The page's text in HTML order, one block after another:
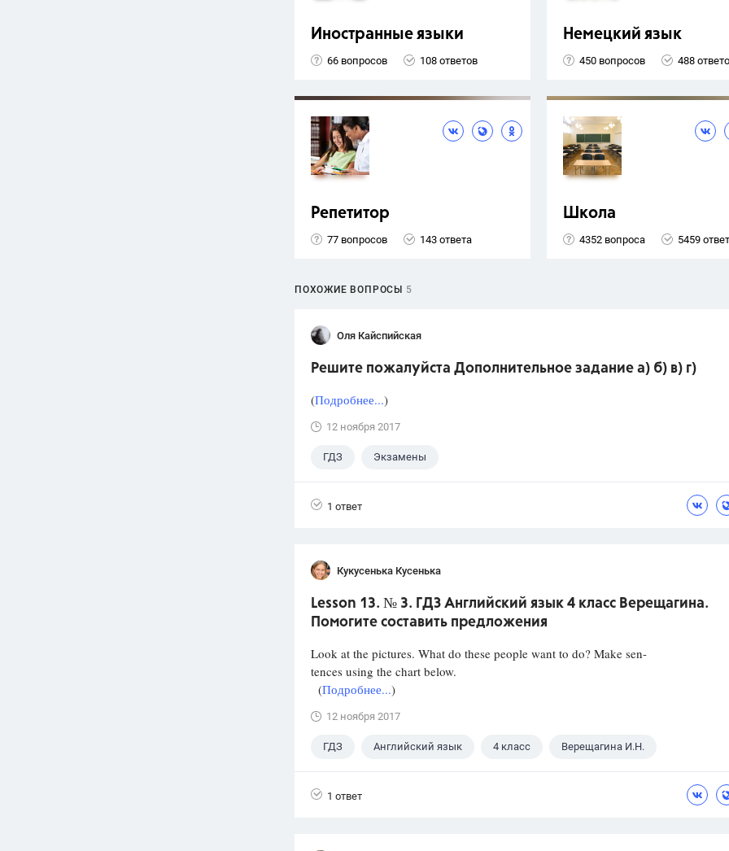
Иностранные языки
66 вопросов 108 ответов
Немецкий язык
450 вопросов 488
Репетитор
77 вопросов 143 ответа
Школа
4352 вопроса 5459
ПОХОЖИЕ ВОПРОСЫ 5
Оля Кайспийская
Решите пожалуйста Дополнительное задание а) б) в) г)
(Подробнее...)
12 ноября 2017
ГДЗ Экзамены
1 ответ
Кукусенька Кусенька
Lesson 13. № 3. ГДЗ Английский язык 4 класс Верещагина.
Помогите составить предложения
Look at the pictures. What do these people want to do? Make sen-
tences using the chart below.
(Подробнее...)
12 ноября 2017
ГДЗ Английский язык 4 класс Верещагина И.Н.
1 ответ